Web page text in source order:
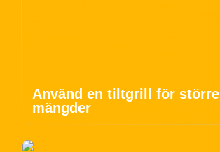
Använd en tiltgrill för större
mängder